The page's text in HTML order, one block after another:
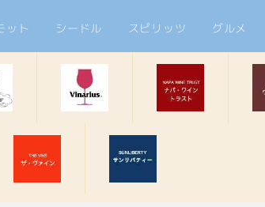
ット シードル スピリッツ グルメ